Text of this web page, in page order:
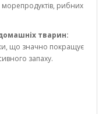
рибних
тварин:
що значно покращує
запаху.